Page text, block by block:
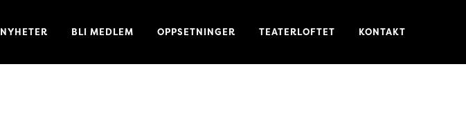
NYHETER BLI MEDLEM OPPSETNINGER TEATERLOFTET KONTAKT